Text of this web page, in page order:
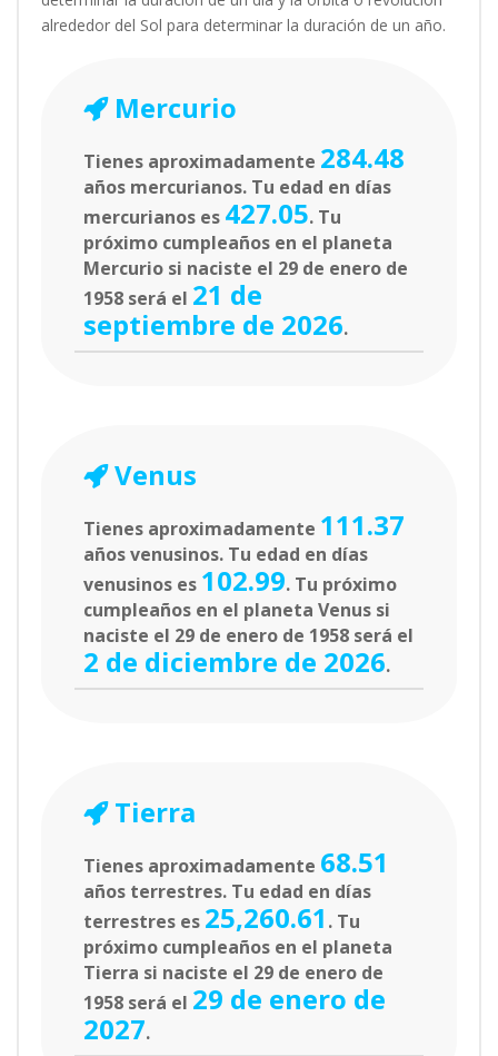
alrededor del Sol para determinar la duración de un año.
Mercurio
Tienes aproximadamente 284.48
años mercurianos. Tu edad en días
mercurianos es 427.05. Tu
próximo cumpleaños en el planeta
Mercurio si naciste el 29 de enero de
1958 será el 21 de
septiembre de 2026.
Venus
Tienes aproximadamente 111.37
años venusinos. Tu edad en días
venusinos es 102.99. Tu próximo
cumpleaños en el planeta Venus si
naciste el 29 de enero de 1958 será el
2 de diciembre de 2026.
Tierra
Tienes aproximadamente 68.51
años terrestres. Tu edad en días
terrestres es 25,260.61 . Tu
próximo cumpleaños en el planeta
Tierra si naciste el 29 de enero de
1958 será el 29 de enero de
2027.